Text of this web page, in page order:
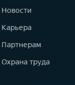
Новости
Карьера
Партнерам
Охрана труда